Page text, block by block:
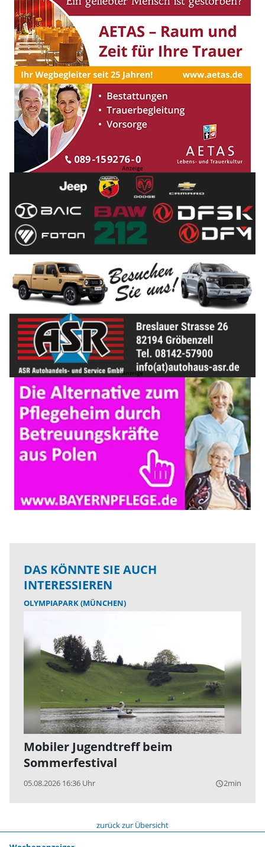
DAS KÖNNTE SIE AUCH
INTERESSIEREN
OLYMPIAPARK (MÜNCHEN)
Mobiler Jugendtreff beim
Sommerfestival
05.08.2026 16:36 Uhr query_builder2min
zurück zur Übersicht